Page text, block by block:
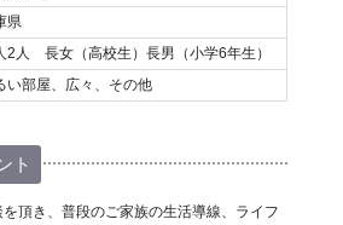
県
2人 長女（高校生）長男（小学6年生）
い部屋、広々、その他
ト
頂き、普段のご家族の生活導線、ライフ